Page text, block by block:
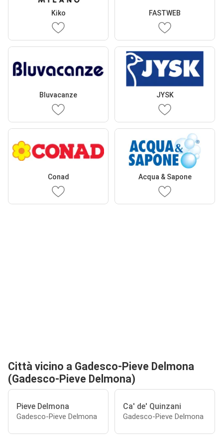
Kiko FASTWEB
Bluvacanze JYSK
Conad Acqua & Sapone
Città vicino a Gadesco-Pieve Delmona
(Gadesco-Pieve Delmona)
Pieve Delmona
Gadesco-Pieve Delmona
Ca' de' Quinzani
Gadesco-Pieve Delmona